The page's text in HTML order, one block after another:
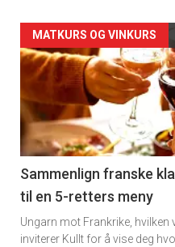
Forsiden
akkurat
nå
-
5
MATKURS OG VINKURS
Sammenlign franske
til en 5-retters meny
Ungarn mot Frankrike, hvilken
inviterer Kullt for å vise deg